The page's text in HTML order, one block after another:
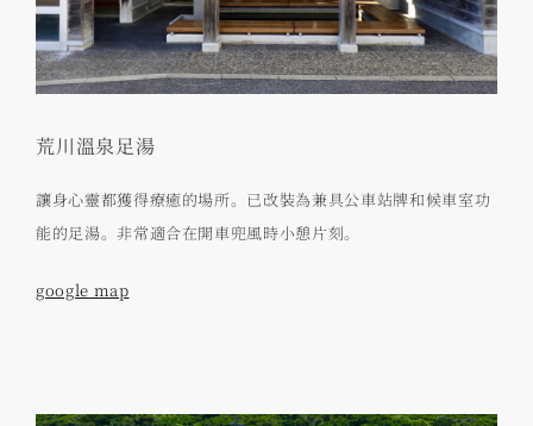
荒川溫泉足湯
讓身心靈都獲得療癒的場所。已改裝為兼具公車站牌和候車室功
能的足湯。非常適合在開車兜風時小憩片刻。
google map